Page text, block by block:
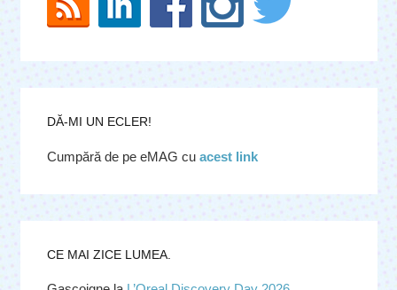
DĂ-MI UN ECLER!
Cumpără de pe eMAG cu acest link
CE MAI ZICE LUMEA.